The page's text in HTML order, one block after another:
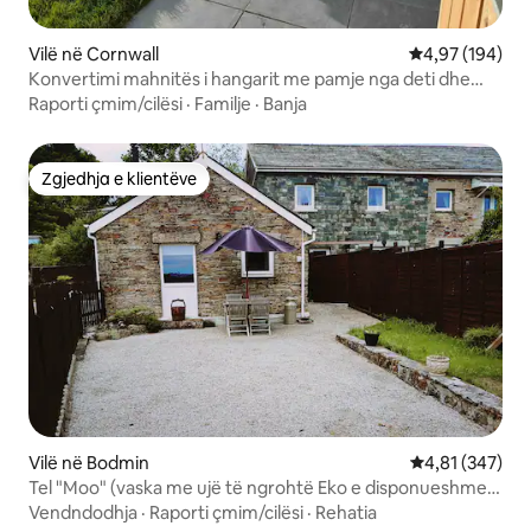
Vilë në Cornwall Vlerësimi
4,97 (194)
Konvertimi mahnitës i hangarit me pamje nga deti dhe
vaskë me hidromasazh
Raporti çmim/cilësi · Familje · Banja
Zgjedhja e klientëve
Zgjedhja e klientëve
Vilë në Bodmin Vlerësimi
4,81 (347)
Tel "Moo" (vaska me ujë të ngrohtë Eko e disponueshme
për punësim)
Vendndodhja · Raporti çmim/cilësi · Rehatia